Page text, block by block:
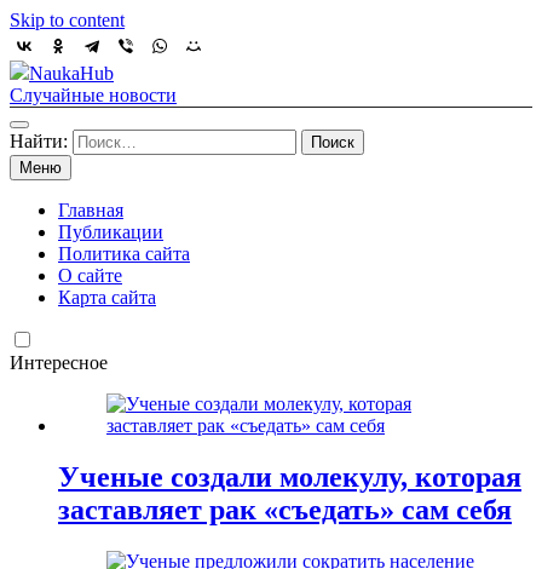
Skip to content
NaukaHub
Случайные новости
Найти:
Меню
Главная
Публикации
Политика сайта
О сайте
Карта сайта
Интересное
Ученые создали молекулу, которая
заставляет рак «съедать» сам себя